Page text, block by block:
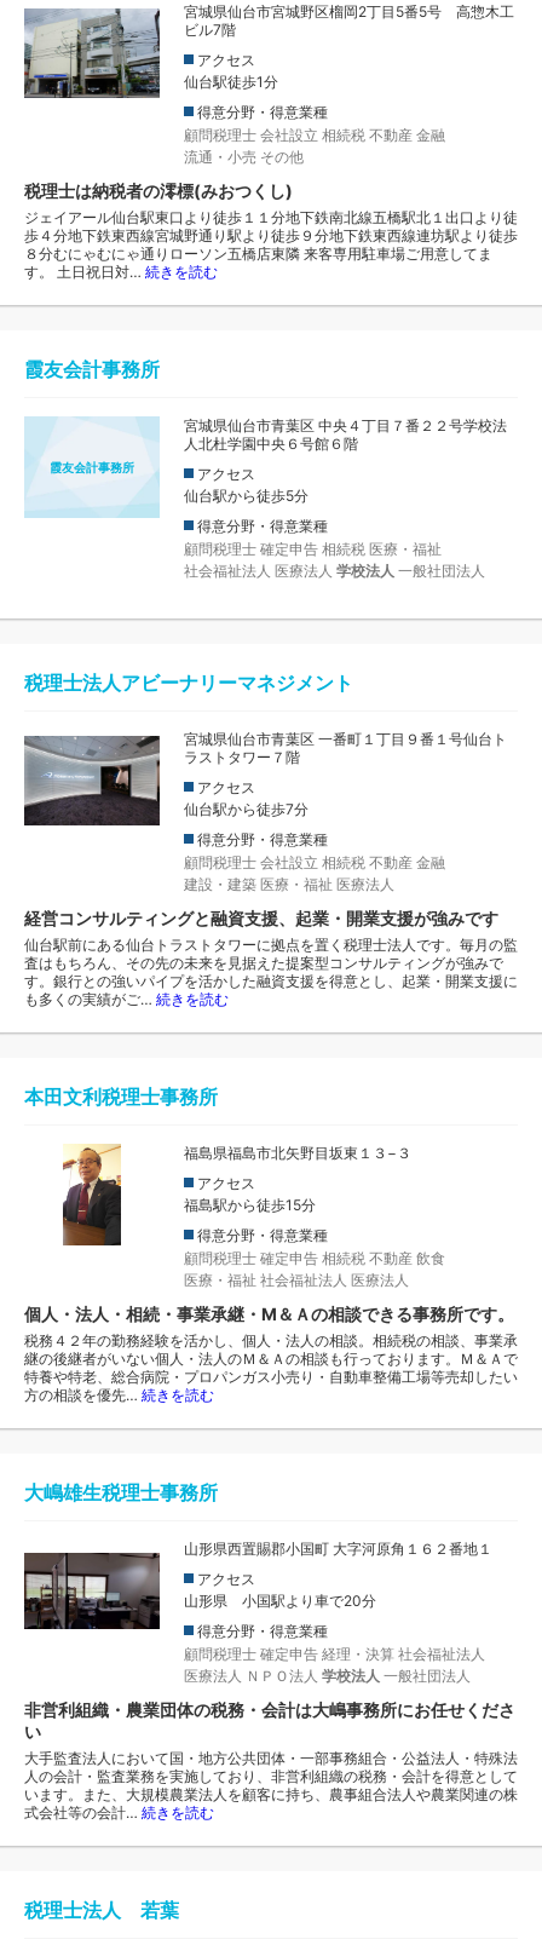
宮城県仙台市宮城野区榴岡2丁目5番5号 高惣木工
ビル7階
アクセス
仙台駅徒歩1分
得意分野・得意業種
顧問税理士 会社設立 相続税 不動産 金融
流通・小売 その他
税理士は納税者の澪標(みおつくし)
ジェイアール仙台駅東口より徒歩１１分地下鉄南北線五橋駅北１出口より徒
歩４分地下鉄東西線宮城野通り駅より徒歩９分地下鉄東西線連坊駅より徒歩
８分むにゃむにゃ通りローソン五橋店東隣 来客専用駐車場ご用意してま
す。 土日祝日対… 続きを読む
霞友会計事務所
霞友会計事務所
宮城県仙台市青葉区 中央４丁目７番２２号学校法
人北杜学園中央６号館６階
アクセス
仙台駅から徒歩5分
得意分野・得意業種
顧問税理士 確定申告 相続税 医療・福祉
社会福祉法人 医療法人 学校法人 一般社団法人
税理士法人アビーナリーマネジメント
宮城県仙台市青葉区 一番町１丁目９番１号仙台ト
ラストタワー７階
アクセス
仙台駅から徒歩7分
得意分野・得意業種
顧問税理士 会社設立 相続税 不動産 金融
建設・建築 医療・福祉 医療法人
経営コンサルティングと融資支援、起業・開業支援が強みです
仙台駅前にある仙台トラストタワーに拠点を置く税理士法人です。毎月の監
査はもちろん、その先の未来を見据えた提案型コンサルティングが強みで
す。銀行との強いパイプを活かした融資支援を得意とし、起業・開業支援に
も多くの実績がご… 続きを読む
本田文利税理士事務所
福島県福島市北矢野目坂東１３−３
アクセス
福島駅から徒歩15分
得意分野・得意業種
顧問税理士 確定申告 相続税 不動産 飲食
医療・福祉 社会福祉法人 医療法人
個人・法人・相続・事業承継・M＆Ａの相談できる事務所です。
税務４２年の勤務経験を活かし、個人・法人の相談。相続税の相談、事業承
継の後継者がいない個人・法人のＭ＆Ａの相談も行っております。Ｍ＆Ａで
特養や特老、総合病院・プロパンガス小売り・自動車整備工場等売却したい
方の相談を優先… 続きを読む
大嶋雄生税理士事務所
山形県西置賜郡小国町 大字河原角１６２番地１
アクセス
山形県 小国駅より車で20分
得意分野・得意業種
顧問税理士 確定申告 経理・決算 社会福祉法人
医療法人 ＮＰＯ法人 学校法人 一般社団法人
非営利組織・農業団体の税務・会計は大嶋事務所にお任せくださ
い
大手監査法人において国・地方公共団体・一部事務組合・公益法人・特殊法
人の会計・監査業務を実施しており、非営利組織の税務・会計を得意として
います。また、大規模農業法人を顧客に持ち、農事組合法人や農業関連の株
式会社等の会計… 続きを読む
税理士法人 若葉